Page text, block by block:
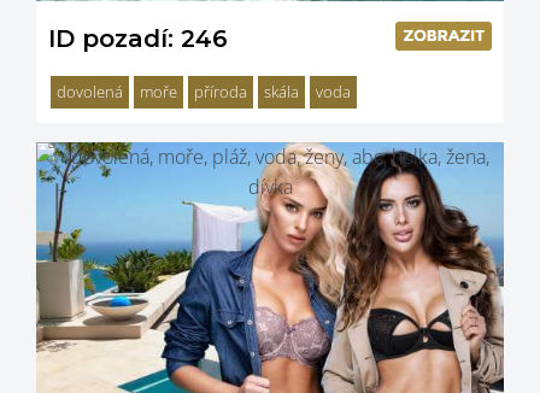
ID pozadí: 246
dovolená moře příroda skála voda